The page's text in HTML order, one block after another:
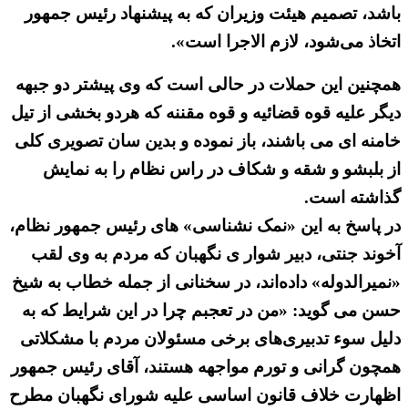
باشد، تصمیم هیئت وزیران که به پیشنهاد رئیس جمهور
اتخاذ می‌شود، لازم الاجرا است».
همچنین این حملات در حالی است که وی پیشتر دو جبهه
دیگر علیه قوه قضائیه و قوه مقننه که هردو بخشی از تیل
خامنه ای می باشند، باز نموده و بدین سان تصویری کلی
از بلبشو و شقه و شکاف در راس نظام را به نمایش
گذاشته است.
در پاسخ به این «نمک نشناسی» های رئیس جمهور نظام،
آخوند جنتی، دبیر شوار ی نگهبان که مردم به وی لقب
«نمیرالدوله» داده‌اند، در سخنانی از جمله خطاب به شیخ
حسن می گوید: «من در تعجبم چرا در این شرایط که به
دلیل سوء تدبیری‌های برخی مسئولان مردم با مشکلاتی
همچون گرانی و تورم مواجهه هستند، آقای رئیس جمهور
اظهارت خلاف قانون اساسی علیه شورای نگهبان مطرح